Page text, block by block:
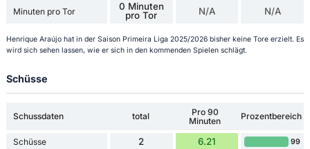
Minuten pro Tor
0 Minuten
pro Tor
N/A N/A
Henrique Araújo hat in der Saison Primeira Liga 2025/2026 bisher keine Tore erzielt. Es
wird sich sehen lassen, wie er sich in den kommenden Spielen schlägt.
Schüsse
Schussdaten total
Pro 90
Minuten
Prozentbereich
Schüsse 2 6.21 99